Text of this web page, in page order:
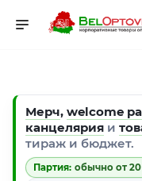
Мерч, welcome
канцелярия и
тираж и бюджет.
Партия: обычно от